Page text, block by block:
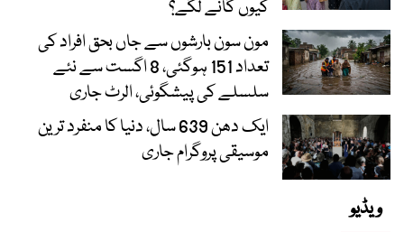
کیوں گانے لگے؟
مون سون بارشوں سے جاں بحق افراد کی
تعداد 151 ہوگئی، 8 اگست سے نئے
سلسلے کی پیشگوئی، الرٹ جاری
ایک دھن 639 سال، دنیا کا منفرد ترین
موسیقی پروگرام جاری
ویڈیو